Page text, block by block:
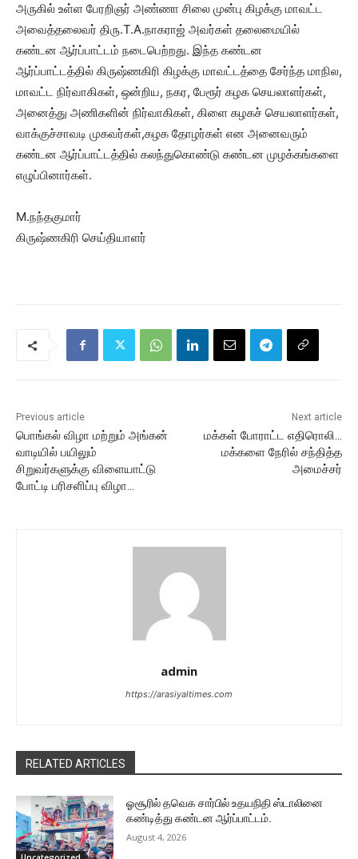
அருகில் உள்ள பேரறிஞர் அண்ணா சிலை முன்பு கிழக்கு மாவட்ட
அவைத்தலைவர் திரு.T.A.நாகராஜ் அவர்கள் தலைமையில்
கண்டன ஆர்ப்பாட்டம் நடைபெற்றது. இந்த கண்டன
ஆர்ப்பாட்டத்தில் கிருஷ்ணகிரி கிழக்கு மாவட்டத்தை சேர்ந்த மாநில,
மாவட்ட நிர்வாகிகள், ஒன்றிய, நகர, பேரூர் கழக செயலாளர்கள்,
அனைத்து அணிகளின் நிர்வாகிகள், கிளை கழகச் செயலாளர்கள்,
வாக்குச்சாவடி முகவர்கள்,கழக தோழர்கள் என அனைவரும்
கண்டன ஆர்ப்பாட்டத்தில் கலந்துகொண்டு கண்டன முழக்கங்களை
எழுப்பினார்கள்.
M.நந்தகுமார்
கிருஷ்ணகிரி செய்தியாளர்
Previous article
பொங்கல் விழா மற்றும் அங்கன்
வாடியில் பயிலும்
சிறுவர்களுக்கு விளையாட்டு
போட்டி பரிசளிப்பு விழா…
Next article
மக்கள் போராட்ட எதிரொலி.‌..
மக்களை நேரில் சந்தித்த
அமைச்சர்
admin
https://arasiyaltimes.com
RELATED ARTICLES
ஓசூரில் தவெக சார்பில் உதயநிதி ஸ்டாலினை
கண்டித்து கண்டன ஆர்ப்பாட்டம்.
August 4, 2026